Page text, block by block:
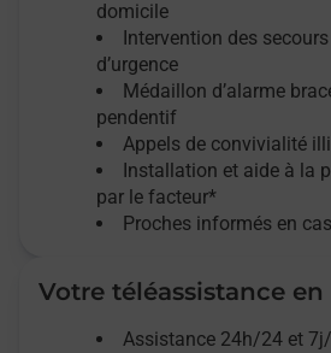
domicile
Intervention des secours
d’urgence
Médaillon d’alarme
pendentif
Appels de convivialité
Installation et aide à la
par le facteur*
Proches informés en
Votre téléassistance
Assistance 24h/24 et